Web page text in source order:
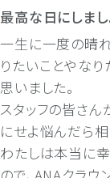
最高な日にしまし
一生に一度の晴
りたいことやな
思いました。
スタッフの皆さ
にせよ悩んだら
わたしは本当に